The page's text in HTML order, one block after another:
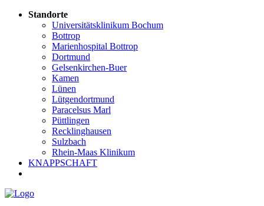
Standorte
Universitätsklinikum Bochum
Bottrop
Marienhospital Bottrop
Dortmund
Gelsenkirchen-Buer
Kamen
Lünen
Lütgendortmund
Paracelsus Marl
Püttlingen
Recklinghausen
Sulzbach
Rhein-Maas Klinikum
KNAPPSCHAFT